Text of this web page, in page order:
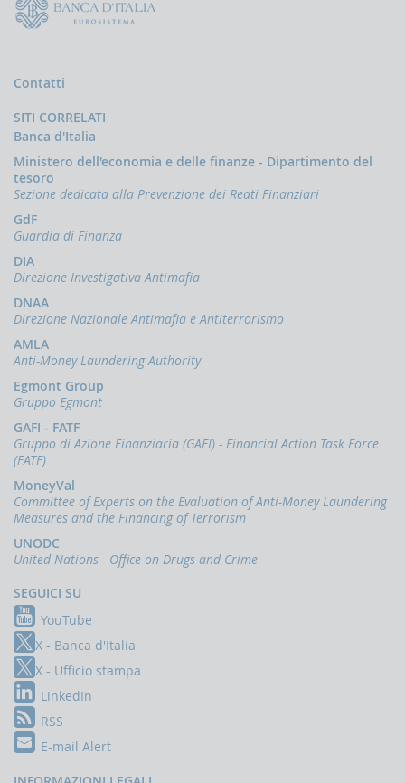
Contatti
SITI CORRELATI
Banca d'Italia
Ministero dell'economia e delle finanze - Dipartimento del
tesoro
Sezione dedicata alla Prevenzione dei Reati Finanziari
GdF
Guardia di Finanza
DIA
Direzione Investigativa Antimafia
DNAA
Direzione Nazionale Antimafia e Antiterrorismo
AMLA
Anti-Money Laundering Authority
Egmont Group
Gruppo Egmont
GAFI - FATF
Gruppo di Azione Finanziaria (GAFI) - Financial Action Task Force
(FATF)
MoneyVal
Committee of Experts on the Evaluation of Anti-Money Laundering
Measures and the Financing of Terrorism
UNODC
United Nations - Office on Drugs and Crime
SEGUICI SU
YouTube
X - Banca d'Italia
X - Ufficio stampa
LinkedIn
RSS
E-mail Alert